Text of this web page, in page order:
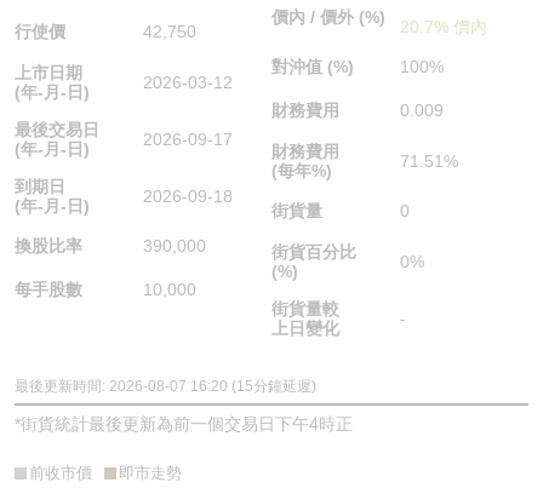
行使價 42,750
上市日期
(年-月-日)
2026-03-12
最後交易日
(年-月-日)
2026-09-17
到期日
(年-月-日)
2026-09-18
換股比率 390,000
每手股數 10,000
價內 / 價外 (%)
20.7% 價內
對沖值 (%) 100%
財務費用 0.009
財務費用
(每年%)
71.51%
街貨量 0
街貨百分比
(%)
0%
街貨量較
上日變化
-
最後更新時間: 2026-08-07 16:20 (15分鐘延遲)
*街貨統計最後更新為前一個交易日下午4時正
前收市價 即市走勢